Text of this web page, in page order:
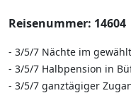
Reisenummer: 14604
- 3/5/7 Nächte im
- 3/5/7 Halbpension in
- 3/5/7 ganztägiger